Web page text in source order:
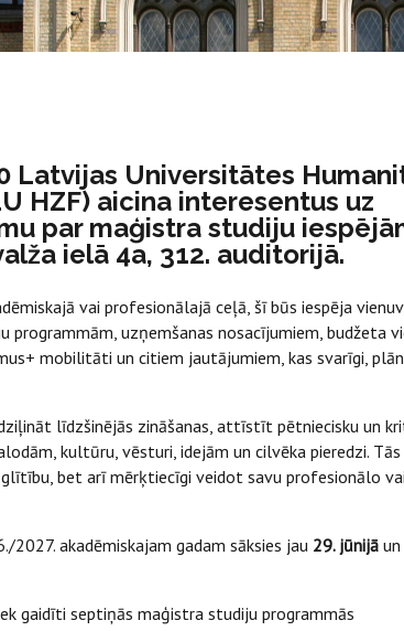
Latvijas Universitātes
HZF) aicina interesentus uz
par maģistra studiju
ielā 4a, 312. auditorijā.
vai profesionālajā ceļā, šī būs iespēja
programmām, uzņemšanas nosacījumiem, budžeta
mobilitāti un citiem jautājumiem, kas svarīgi,
līdzšinējās zināšanas, attīstīt pētniecisku un
kultūru, vēsturi, idejām un cilvēka pieredzi.
bet arī mērķtiecīgi veidot savu profesionālo vai
akadēmiskajam gadam sāksies jau 29. jūnijā
gaidīti septiņās maģistra studiju programmās